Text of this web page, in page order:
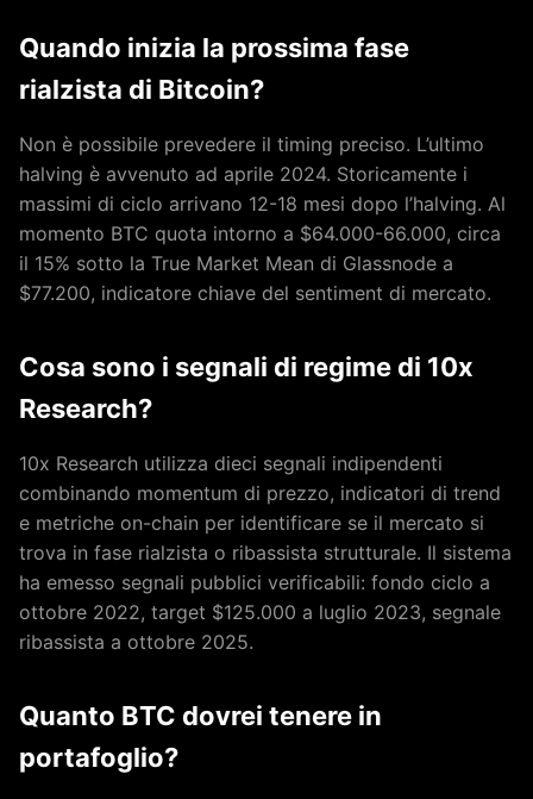
Quando inizia la prossima fase
rialzista di Bitcoin?
Non è possibile prevedere il timing preciso. L’ultimo
halving è avvenuto ad aprile 2024. Storicamente i
massimi di ciclo arrivano 12-18 mesi dopo l’halving. Al
momento BTC quota intorno a $64.000-66.000, circa
il 15% sotto la True Market Mean di Glassnode a
$77.200, indicatore chiave del sentiment di mercato.
Cosa sono i segnali di regime di 10x
Research?
10x Research utilizza dieci segnali indipendenti
combinando momentum di prezzo, indicatori di trend
e metriche on-chain per identificare se il mercato si
trova in fase rialzista o ribassista strutturale. Il sistema
ha emesso segnali pubblici verificabili: fondo ciclo a
ottobre 2022, target $125.000 a luglio 2023, segnale
ribassista a ottobre 2025.
Quanto BTC dovrei tenere in
portafoglio?